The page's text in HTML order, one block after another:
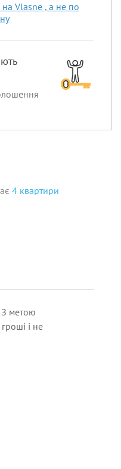
Vlasne , а не по
4 квартири
З метою
і не